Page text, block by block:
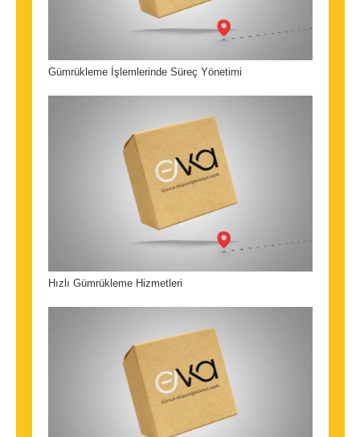
Gümrükleme İşlemlerinde Süreç Yönetimi
Hızlı Gümrükleme Hizmetleri